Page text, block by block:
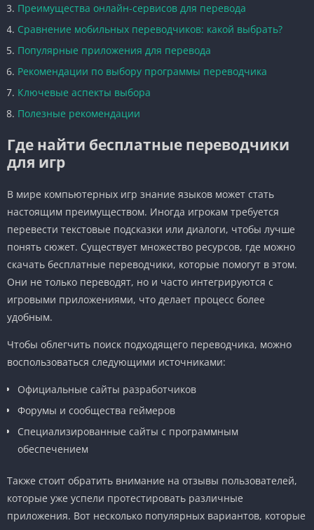
Преимущества онлайн-сервисов для перевода
Сравнение мобильных переводчиков: какой выбрать?
Популярные приложения для перевода
Рекомендации по выбору программы переводчика
Ключевые аспекты выбора
Полезные рекомендации
Где найти бесплатные переводчики
для игр
В мире компьютерных игр знание языков может стать
настоящим преимуществом. Иногда игрокам требуется
перевести текстовые подсказки или диалоги, чтобы лучше
понять сюжет. Существует множество ресурсов, где можно
скачать бесплатные переводчики, которые помогут в этом.
Они не только переводят, но и часто интегрируются с
игровыми приложениями, что делает процесс более
удобным.
Чтобы облегчить поиск подходящего переводчика, можно
воспользоваться следующими источниками:
Официальные сайты разработчиков
Форумы и сообщества геймеров
Специализированные сайты с программным
обеспечением
Также стоит обратить внимание на отзывы пользователей,
которые уже успели протестировать различные
приложения. Вот несколько популярных вариантов, которые